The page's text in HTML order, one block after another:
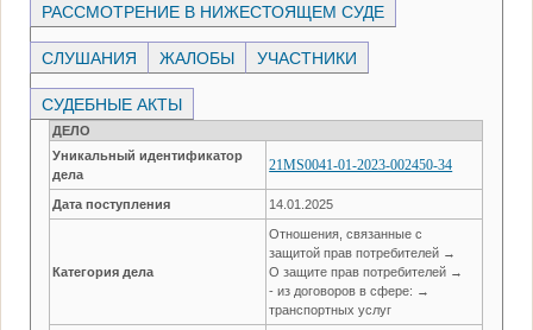
РАССМОТРЕНИЕ В НИЖЕСТОЯЩЕМ СУДЕ
СЛУШАНИЯ ЖАЛОБЫ УЧАСТНИКИ
СУДЕБНЫЕ АКТЫ
ДЕЛО
Уникальный идентификатор
дела
21MS0041-01-2023-002450-34
Дата поступления 14.01.2025
Категория дела
Отношения, связанные с
защитой прав потребителей →
О защите прав потребителей →
- из договоров в сфере: →
транспортных услуг